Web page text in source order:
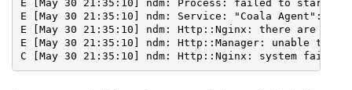
E [May 30 21:35:10] ndm: Process: failed to start
E [May 30 21:35:10] ndm: Service: "Coala Agent":
E [May 30 21:35:10] ndm: Http::Nginx: there are
E [May 30 21:35:10] ndm: Http::Manager: unable to
C [May 30 21:35:10] ndm: Http::Nginx: system failed